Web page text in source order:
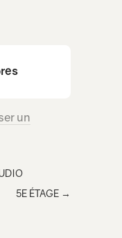
un
5E ÉTAGE →